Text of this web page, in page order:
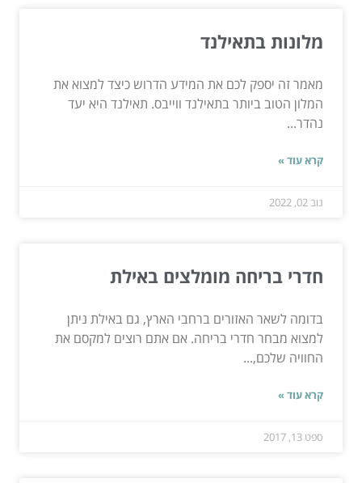
מלונות בתאילנד
מאמר זה יספק לכם את המידע הדרוש כיצד למצוא את
המלון הטוב ביותר בתאילנד ווייבס. תאילנד היא יעד
נהדר...
קרא עוד »
נוב 02, 2022
חדרי בריחה מומלצים באילת
בדומה לשאר האזורים ברחבי הארץ, גם באילת ניתן
למצוא מבחר חדרי בריחה. אם אתם רוצים למקסם את
החוויה שלכם,...
קרא עוד »
ספט 13, 2017